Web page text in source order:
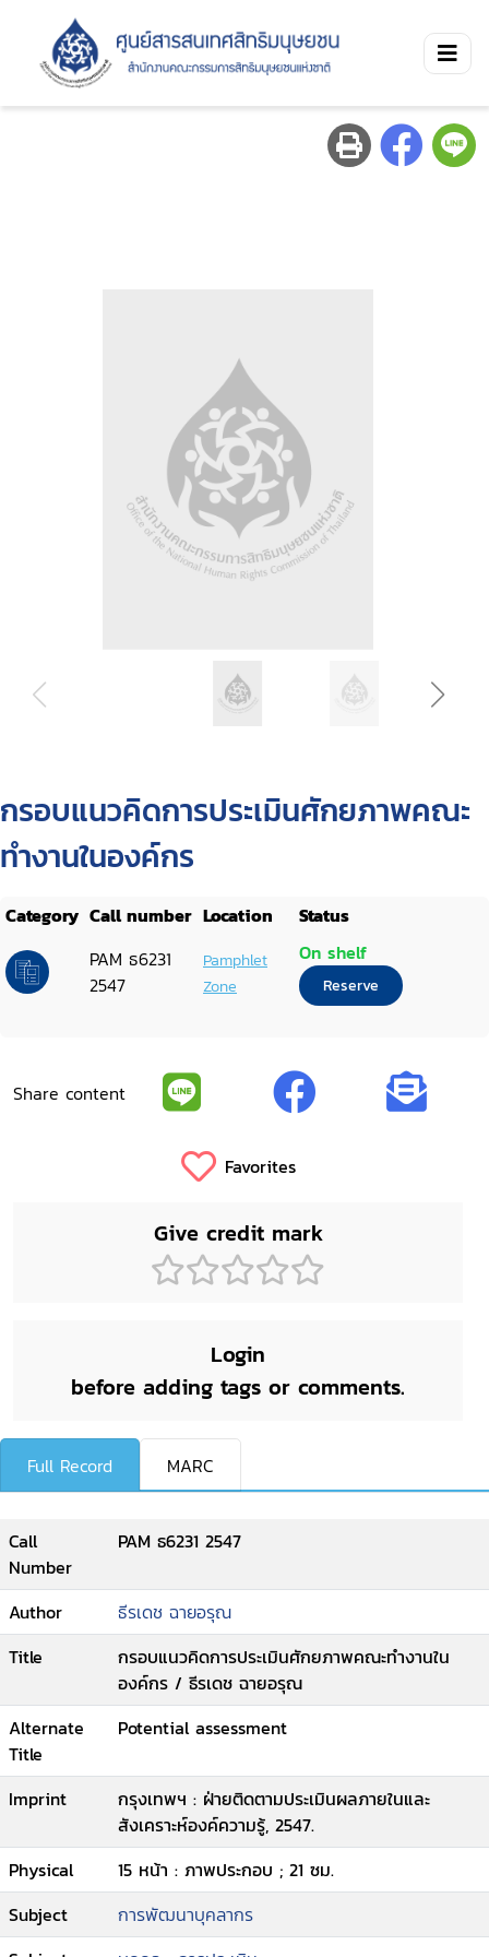
กรอบแนวคิดการประเมินศักยภาพคณะ
ทำงานในองค์กร
Category Call number Location
Status
PAM ธ6231
2547
Pamphlet
Zone
On shelf
Reserve
Share content
Favorites
Give credit mark
Login
before adding tags or comments.
Full Record MARC
Call
Number
PAM ธ6231 2547
Author
ธีรเดช ฉายอรุณ
Title
กรอบแนวคิดการประเมินศักยภาพคณะทำงานใน
องค์กร / ธีรเดช ฉายอรุณ
Alternate
Title
Potential assessment
Imprint
กรุงเทพฯ : ฝ่ายติดตามประเมินผลภายในและ
สังเคราะห์องค์ความรู้, 2547.
Physical
15 หน้า : ภาพประกอบ ; 21 ซม.
Subject
การพัฒนาบุคลากร